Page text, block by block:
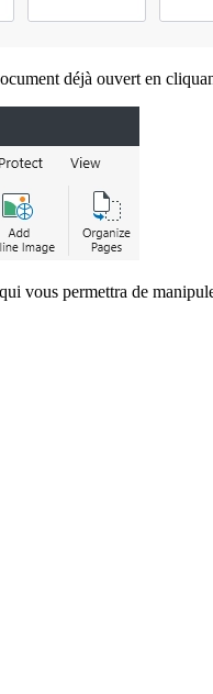
déjà ouvert en
vous permettra de